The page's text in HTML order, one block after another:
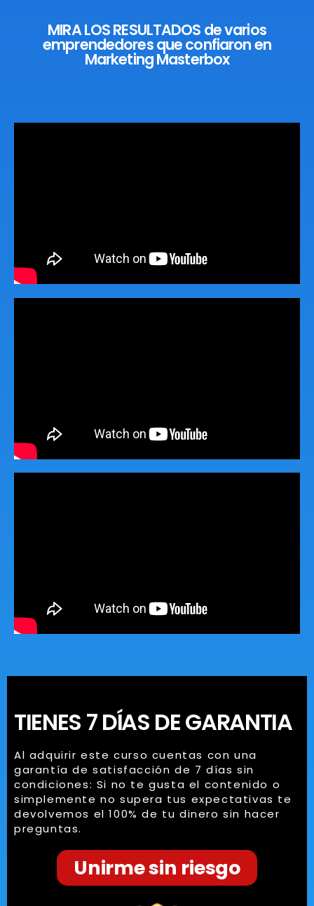
MIRA LOS RESULTADOS de varios
emprendedores que confiaron en
Marketing Masterbox
TIENES 7 DÍAS DE GARANTIA
Al adquirir este curso cuentas con una
garantía de satisfacción de 7 días sin
condiciones: Si no te gusta el contenido o
simplemente no supera tus expectativas te
devolvemos el 100% de tu dinero sin hacer
preguntas.
Unirme sin riesgo